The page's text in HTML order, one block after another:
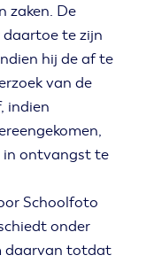
zaken. De
te zijn
hij de af te
van de
indien
in ontvangst te
Schoolfoto
onder
daarvan totdat